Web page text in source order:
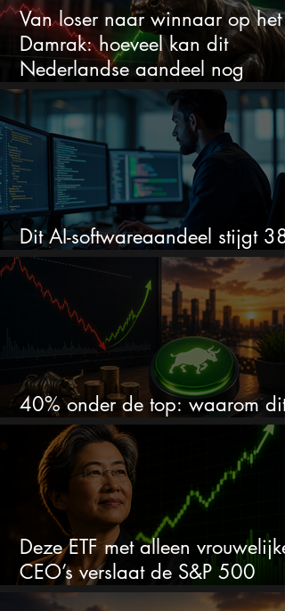
Van loser naar winnaar op het
Damrak: hoeveel kan dit
Nederlandse aandeel nog
stijgen?
Dit AI-softwareaandeel stijgt
en zet de SaaS-crash op zijn
40% onder de top: waarom dit
aandeel weer interessant wordt
Deze ETF met alleen vrouwelijke
CEO’s verslaat de S&P 500
keihard